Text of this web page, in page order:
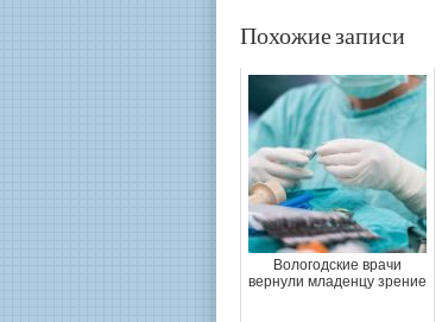
Похожие записи
Вологодские врачи
вернули младенцу зрение